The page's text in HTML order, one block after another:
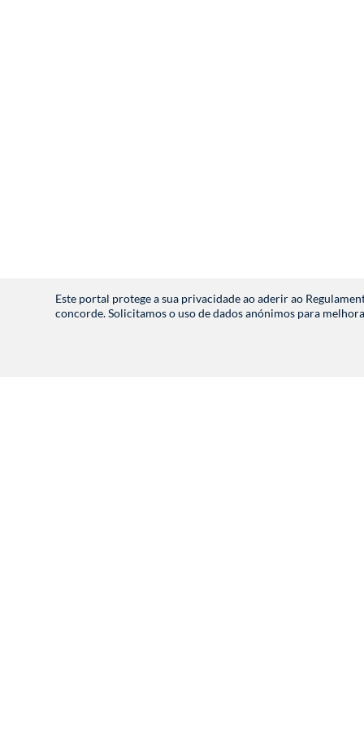
Este portal protege a sua privacidade ao aderir ao
concorde. Solicitamos o uso de dados anónimos para